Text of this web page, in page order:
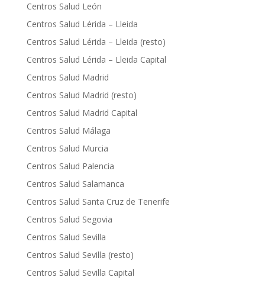
Centros Salud León
Centros Salud Lérida – Lleida
Centros Salud Lérida – Lleida (resto)
Centros Salud Lérida – Lleida Capital
Centros Salud Madrid
Centros Salud Madrid (resto)
Centros Salud Madrid Capital
Centros Salud Málaga
Centros Salud Murcia
Centros Salud Palencia
Centros Salud Salamanca
Centros Salud Santa Cruz de Tenerife
Centros Salud Segovia
Centros Salud Sevilla
Centros Salud Sevilla (resto)
Centros Salud Sevilla Capital